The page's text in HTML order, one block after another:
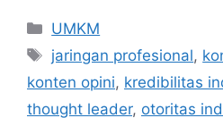
UMKM
jaringan profesional,
konten opini, kredibilitas
thought leader, otoritas